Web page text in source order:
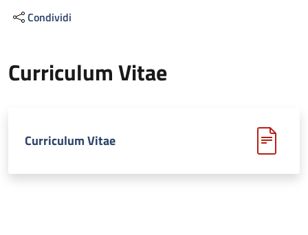
Condividi
Curriculum Vitae
Curriculum Vitae